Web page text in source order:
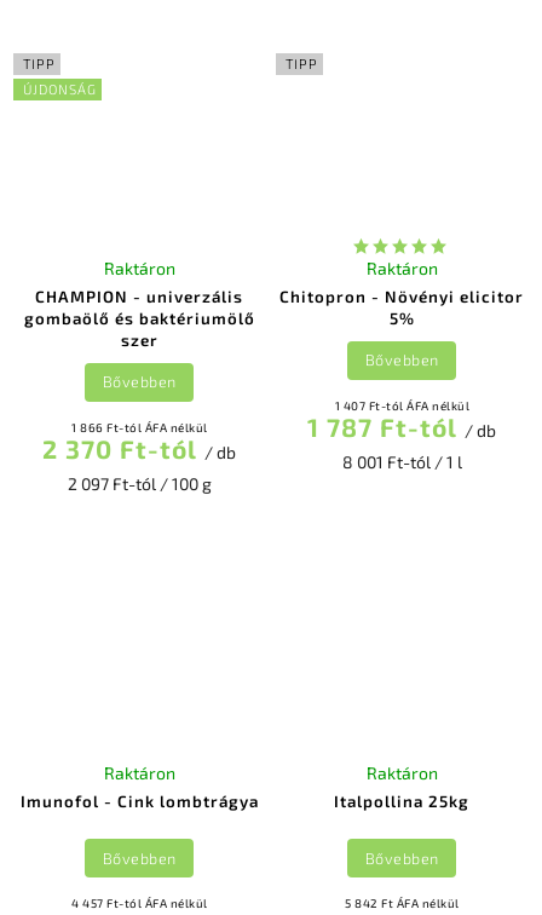
TIPP
ÚJDONSÁG
CHAMPION - univerzális
gombaölő és baktériumölő
szer
Raktáron
1 866 Ft-tól ÁFA nélkül
2 370 Ft-tól / db
2 097 Ft-tól / 100 g
Bővebben
TIPP
Chitopron - Növényi elicitor
5%
Raktáron
1 407 Ft-tól ÁFA nélkül
1 787 Ft-tól / db
8 001 Ft-tól / 1 l
Bővebben
Imunofol - Cink lombtrágya
Raktáron
4 457 Ft-tól ÁFA nélkül
Bővebben
Italpollina 25kg
Raktáron
5 842 Ft ÁFA nélkül
Bővebben